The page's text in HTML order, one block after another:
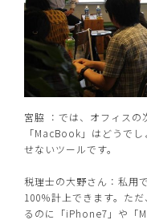
宮脇 ：では、オフィス
「MacBook」はどうで
せないツールです。
税理士の大野さん：私用
100％計上できます。た
るのに「iPhone7」や「